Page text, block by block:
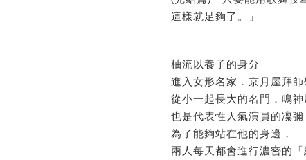
這樣就足夠了。」
柚流以養子的身分
進入女形名家．京月屋拜師
從小一起長大的名門．鳴神
也是代表性人氣演員的凜彌
為了能夠站在他的身邊，
兩人每天都會進行濃密的「